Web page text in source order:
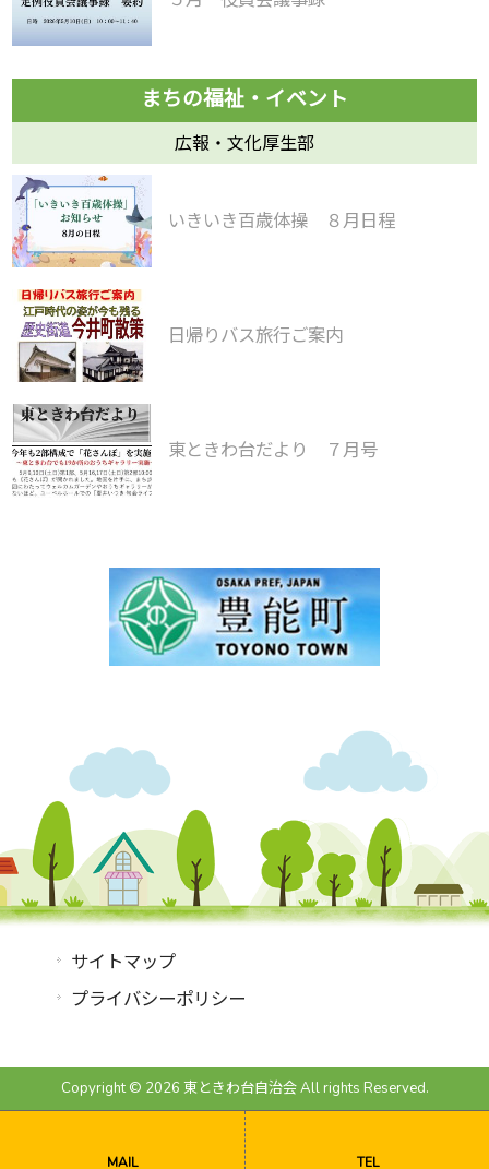
広報・文化厚生部
いきいき百歳体操 ８月日程
日帰りバス旅行ご案内
東ときわ台だより ７月号
サイトマップ
プライバシーポリシー
Copyright © 2026 東ときわ台自治会 All rights Reserved.
MAIL TEL